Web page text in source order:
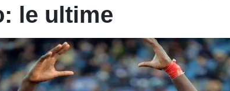
le ultime